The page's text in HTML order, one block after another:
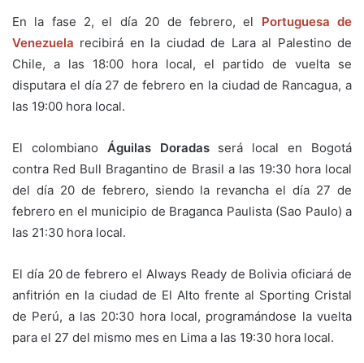
En la fase 2, el día 20 de febrero, el Portuguesa de
Venezuela recibirá en la ciudad de Lara al Palestino de
Chile, a las 18:00 hora local, el partido de vuelta se
disputara el día 27 de febrero en la ciudad de Rancagua, a
las 19:00 hora local.
El colombiano Águilas Doradasserá local en Bogotá
contra Red Bull Bragantino de Brasil a las 19:30 hora local
del día 20 de febrero, siendo la revancha el día 27 de
febrero en el municipio de Braganca Paulista (Sao Paulo) a
las 21:30 hora local.
El día 20 de febrero el Always Ready de Bolivia oficiará de
anfitrión en la ciudad de El Alto frente al Sporting Cristal
de Perú, a las 20:30 hora local, programándose la vuelta
para el 27 del mismo mes en Lima a las 19:30 hora local.